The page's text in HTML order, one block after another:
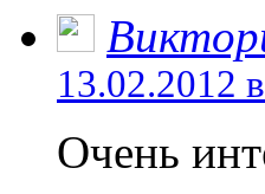
13.02.2012
Очень